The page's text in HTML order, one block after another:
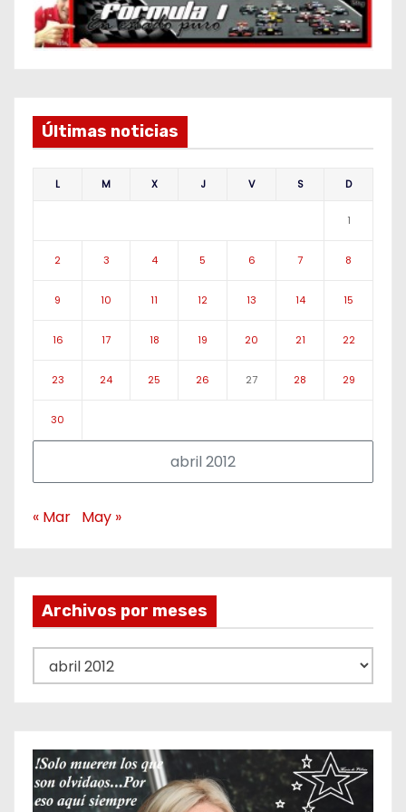
Últimas noticias
abril 2012
L M X J V S D
1
2 3 4 5 6 7 8
9 10 11 12 13 14 15
16 17 18 19 20 21 22
23 24 25 26 27 28 29
30
« Mar May »
Archivos por meses
r
v